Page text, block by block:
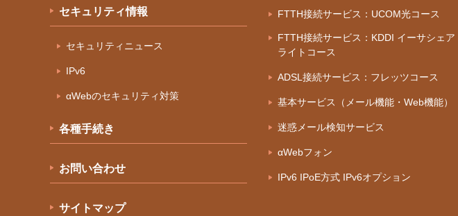
セキュリティ情報
セキュリティニュース
IPv6
αWebのセキュリティ対策
各種手続き
お問い合わせ
サイトマップ
FTTH接続サービス：UCOM光コース
FTTH接続サービス：KDDI イーサシェア
ライトコース
ADSL接続サービス：フレッツコース
基本サービス（メール機能・Web機能）
迷惑メール検知サービス
αWebフォン
IPv6 IPoE方式 IPv6オプション